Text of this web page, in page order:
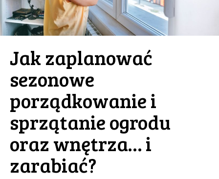
Jak zaplanować
sezonowe
porządkowanie i
sprzątanie ogrodu
oraz wnętrza… i
zarabiać?